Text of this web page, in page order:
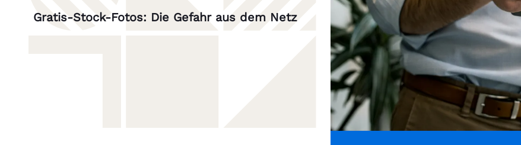
Gratis-Stock-Fotos: Die Gefahr aus dem Netz